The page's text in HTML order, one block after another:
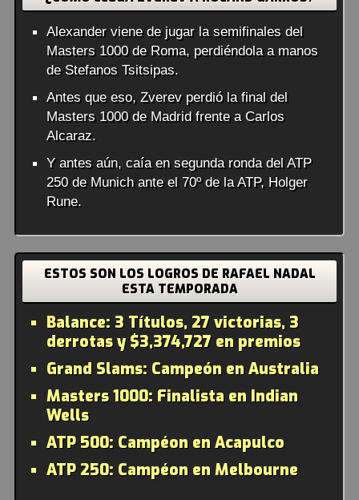
Alexander viene de jugar la semifinales del
Masters 1000 de Roma, perdiéndola a manos
de Stefanos Tsitsipas.
Antes que eso, Zverev perdió la final del
Masters 1000 de Madrid frente a Carlos
Alcaraz.
Y antes aún, caía en segunda ronda del ATP
250 de Munich ante el 70º de la ATP, Holger
Rune.
ESTOS SON LOS LOGROS DE RAFAEL NADAL
ESTA TEMPORADA
Balance: 3 Títulos, 27 victorias, 3
derrotas y $3,374,727 en premios
Grand Slams:Campeón en Australia
Masters 1000:Finalista en Indian
Wells
ATP 500:Campéon en Acapulco
ATP 250:Campéon en Melbourne